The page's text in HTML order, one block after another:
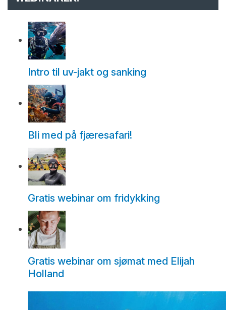
Intro til uv-jakt og sanking
Bli med på fjæresafari!
Gratis webinar om fridykking
Gratis webinar om sjømat med Elijah
Holland